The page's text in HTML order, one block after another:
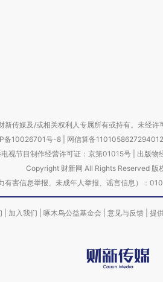
新传媒及/或相关权利人专属所有或持有。未经许
备10026701号-8 网信算备
电视节目制作经营许可证：京第01015号| 出版物
Copyright 财新网 All Rights Reserved 版
有害信息举报、未成年人举报、谣言信息）
加入我们 啄木鸟公益基金会 意见与反馈 提